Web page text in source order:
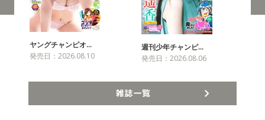
ヤングチャンピオ…
発売日：2026.08.10
週刊少年チャンピ…
発売日：2026.08.06